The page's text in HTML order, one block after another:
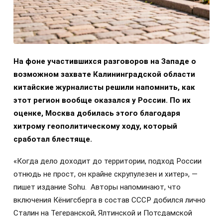
На фоне участившихся разговоров на Западе о
возможном захвате Калининградской области
китайские журналисты решили напомнить, как
этот регион вообще оказался у России. По их
оценке, Москва добилась этого благодаря
хитрому геополитическому ходу, который
сработал блестяще.
«Когда дело доходит до территории, подход России
отнюдь не прост, он крайне скрупулезен и хитер», —
пишет издание Sohu. Авторы напоминают, что
включения Кёнигсберга в состав СССР добился лично
Сталин на Тегеранской, Ялтинской и Потсдамской